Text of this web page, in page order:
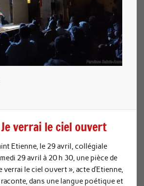
verrai le ciel ouvert
Etienne, le 29 avril, collégiale
29 avril à 20 h 30, une pièce de
verrai le ciel ouvert », acte d’Etienne,
dans une langue poétique et